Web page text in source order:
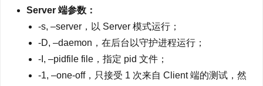
Server 端参数：
-s, –server，以 Server 模式运行；
-D, –daemon，在后台以守护进程运行；
-I, –pidfile file，指定 pid 文件；
-1, –one-off，只接受 1 次来自 Client 端的测试，然